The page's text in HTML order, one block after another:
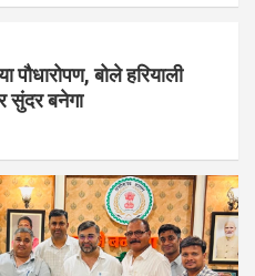
बोले हरियाली
सुंदर बनेगा